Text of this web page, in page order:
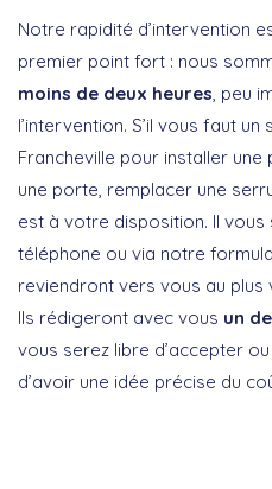
Notre rapidité d’intervention
premier point fort : nous
moins de deux heures, peu
l’intervention. S’il vous faut
Francheville pour installer
une porte, remplacer une
est à votre disposition. Il
téléphone ou via notre
reviendront vers vous au
Ils rédigeront avec vous un
vous serez libre d’accepter
d’avoir une idée précise du